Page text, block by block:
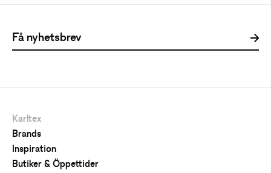
Karltex
Brands
Inspiration
Butiker & Öppettider